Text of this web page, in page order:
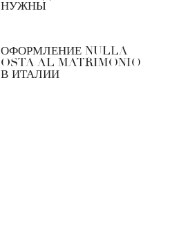
НУЖНЫ
ОФОРМЛЕНИЕ NULLA
OSTA AL MATRIMONIO
В ИТАЛИИ